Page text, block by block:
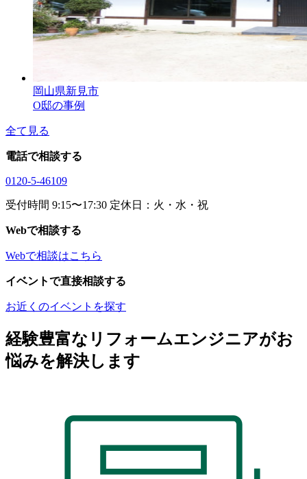
岡山県新見市
O邸の事例
全て見る
電話で相談する
0120-5-46109
受付時間 9:15〜17:30 定休日：火・水・祝
Webで相談する
Webで相談はこちら
イベントで直接相談する
お近くのイベントを探す
経験豊富なリフォームエンジニアがお
悩みを解決します